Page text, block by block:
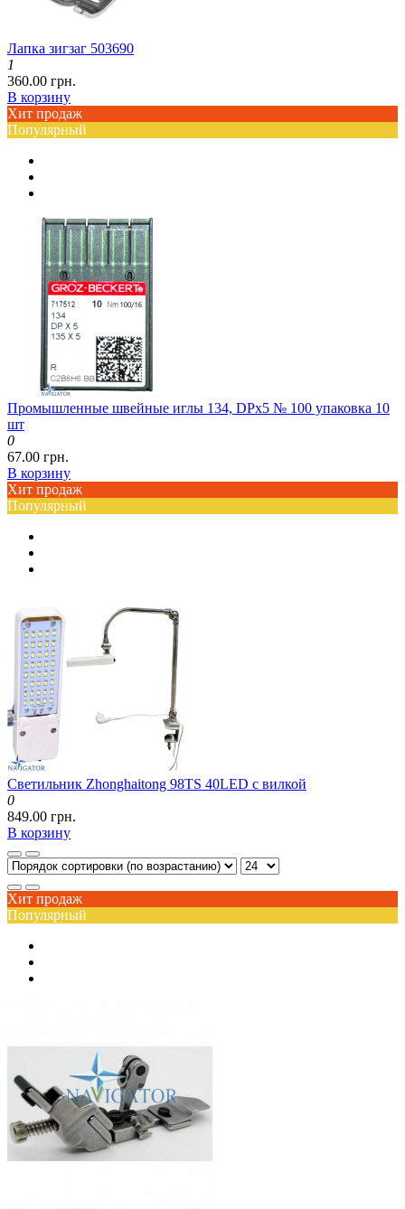
Лапка зигзаг 503690
1
360.00 грн.
В корзину
Хит продаж
Популярный
Промышленные швейные иглы 134, DPx5 № 100 упаковка 10
шт
0
67.00 грн.
В корзину
Хит продаж
Популярный
Светильник Zhonghaitong 98TS 40LED с вилкой
0
849.00 грн.
В корзину
Хит продаж
Популярный